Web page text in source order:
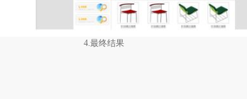
4.最终结果